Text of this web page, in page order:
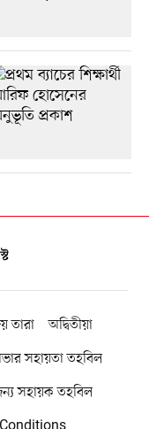
তারা
অদ্বিতীয়া
সহায়তা তহবিল
সহায়ক তহবিল